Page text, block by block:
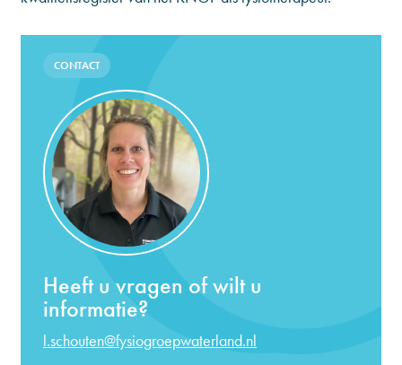
CONTACT
Heeft u vragen of wilt u
informatie?
l.schouten@fysiogroepwaterland.nl